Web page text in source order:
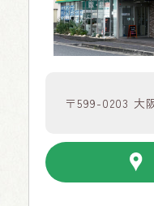
〒599-0203 大